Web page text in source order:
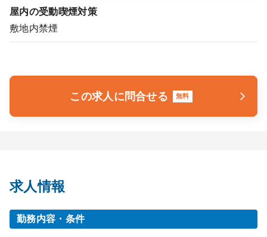
採用をお考えの医療機関の方
屋内の受動喫煙対策
敷地内禁煙
この求人に問合せる 無料
求人情報
勤務内容・条件